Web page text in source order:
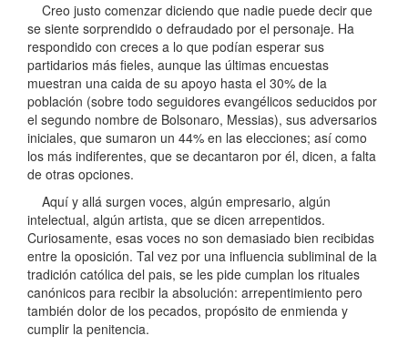
Creo justo comenzar diciendo que nadie puede decir que
se siente sorprendido o defraudado por el personaje. Ha
respondido con creces a lo que podían esperar sus
partidarios más fieles, aunque las últimas encuestas
muestran una caida de su apoyo hasta el 30% de la
población (sobre todo seguidores evangélicos seducidos por
el segundo nombre de Bolsonaro, Messias), sus adversarios
iniciales, que sumaron un 44% en las elecciones; así como
los más indiferentes, que se decantaron por él, dicen, a falta
de otras opciones.
Aquí y allá surgen voces, algún empresario, algún
intelectual, algún artista, que se dicen arrepentidos.
Curiosamente, esas voces no son demasiado bien recibidas
entre la oposición. Tal vez por una influencia subliminal de la
tradición católica del pais, se les pide cumplan los rituales
canónicos para recibir la absolución: arrepentimiento pero
también dolor de los pecados, propósito de enmienda y
cumplir la penitencia.